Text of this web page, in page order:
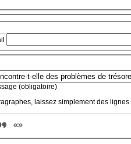
(obligatoire)
laissez simplement des lignes